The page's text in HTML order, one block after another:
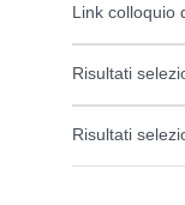
Link colloquio
Risultati
Risultati